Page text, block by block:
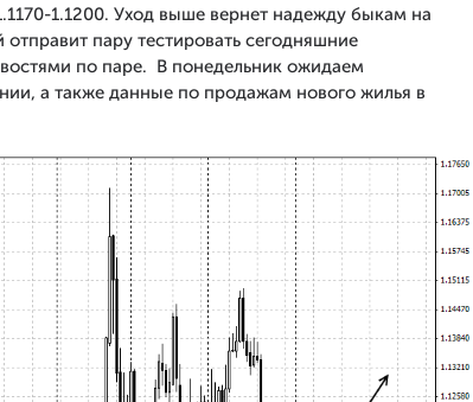
1.1200. Уход выше вернет надежду быкам на
пару тестировать сегодняшние
по паре. В понедельник ожидаем
а также данные по продажам нового жилья в